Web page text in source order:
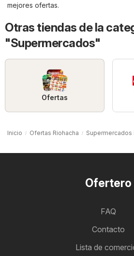
mejores ofertas.
Otras tiendas de la
"Supermercados"
Ofertas
Inicio Ofertas Riohacha Supermercados
Ofertero
FAQ
Contacto
Lista de